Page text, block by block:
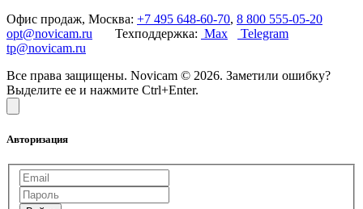
Офис продаж, Москва: +7 495 648-60-70, 8 800 555-05-20
opt@novicam.ru Техподдержка: Max
Telegram
tp@novicam.ru
Все права защищены. Novicam © 2026. Заметили ошибку?
Выделите ее и нажмите Ctrl+Enter.
Авторизация